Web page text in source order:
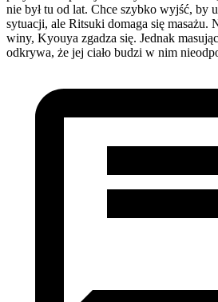
nie był tu od lat. Chce szybko wyjść, by
sytuacji, ale Ritsuki domaga się masażu.
winy, Kyouya zgadza się. Jednak
odkrywa, że jej ciało budzi w nim